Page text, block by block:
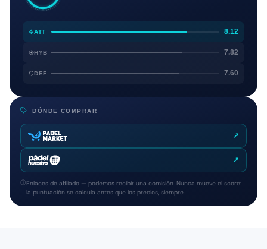
ATT 8.12
HYB 7.82
DEF 7.60
DÓNDE COMPRAR
↗
↗
Enlaces de afiliado — podemos recibir una comisión. Nunca mueve el score:
la puntuación se calcula antes que los precios, siempre.